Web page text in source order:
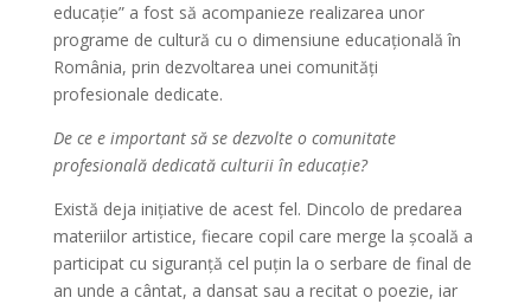
educație”a fost să acompanieze realizarea unor
programe de cultură cu o dimensiune educațională în
România, prin dezvoltarea unei comunități
profesionale dedicate.
De ce e important să se dezvolte o comunitate
profesională dedicată culturii în educație?
Există deja inițiative de acest fel. Dincolo de predarea
materiilor artistice, fiecare copil care merge la școală a
participat cu siguranță cel puțin la o serbare de final de
an unde a cântat, a dansat sau a recitat o poezie, iar